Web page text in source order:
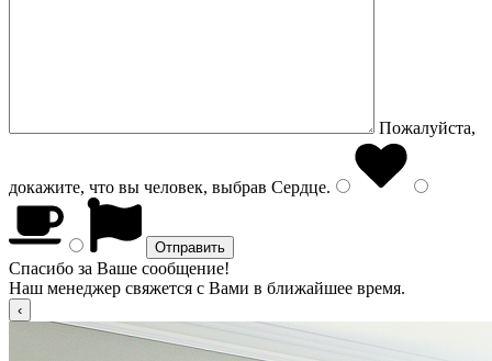
Пожалуйста,
докажите, что вы человек, выбрав Сердце.
Спасибо за Ваше сообщение!
Наш менеджер свяжется с Вами в ближайшее время.